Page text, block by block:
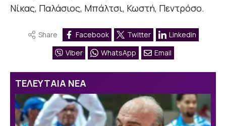
Νίκας, Παλάσιος, Μπάλτσι, Κωστή, Πεντρόσο.
Share Facebook Twitter
Linkedin
Viber
WhatsApp Email
ΤΕΛΕΥΤΑΙΑ ΝΕΑ